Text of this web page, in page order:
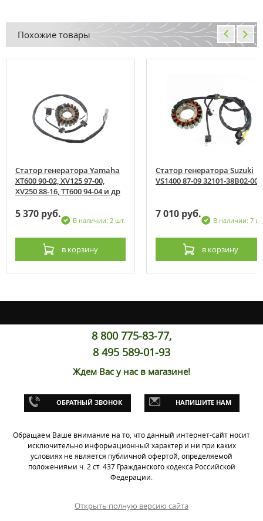
Похожие товары
Статор генератора Yamaha
XT600 90-02, XV125 97-00,
XV250 88-16, TT600 94-04 и др
5 370 руб.
В наличии: 2 шт.
в корзину
Статор генератора Suzuki
VS1400 87-09 32101-38B02-000
7 010 руб.
В наличии: 7
в корзину
8 800 775-83-77,
8 495 589-01-93
Ждем Вас у нас в магазине!
ОБРАТНЫЙ ЗВОНОК НАПИШИТЕ НАМ
Обращаем Ваше внимание на то, что данный интернет-сайт носит
исключительно информационный характер и ни при каких
условиях не является публичной офертой, определяемой
положениями ч. 2 ст. 437 Гражданского кодекса Российской
Федерации.
Открыть полную версию сайта